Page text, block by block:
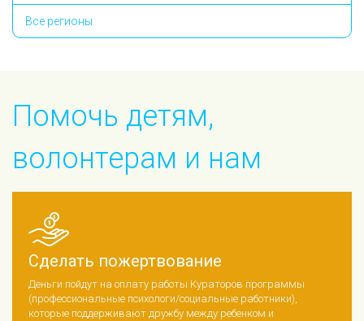
Все регионы
Помочь детям,
волонтерам и нам
Сделать пожертвование
Деньги пойдут на оплату работы Кураторов программы
(профессиональные психологи/социальные работники),
которые поддерживают дружбу между ребенком и